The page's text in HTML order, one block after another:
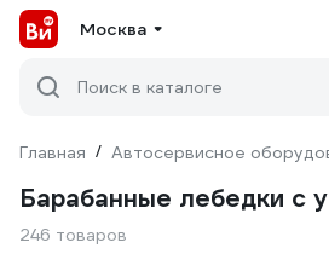
Москва
Поиск в каталоге
Главная / Автосервисное
Барабанные лебедки с
246 товаров